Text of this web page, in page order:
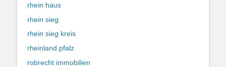
rhein haus
rhein sieg
rhein sieg kreis
rheinland pfalz
robrecht immobilien